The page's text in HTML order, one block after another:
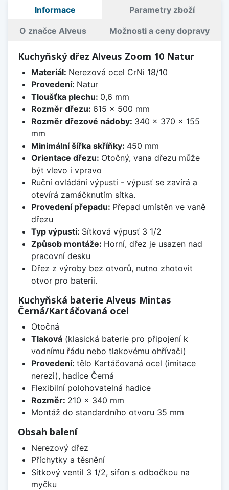
Informace Parametry zboží
O značce Alveus Možnosti a ceny dopravy
Kuchyňský dřez Alveus Zoom 10 Natur
Materiál: Nerezová ocel CrNi 18/10
Provedení: Natur
Tloušťka plechu: 0,6 mm
Rozměr dřezu: 615 x 500 mm
Rozměr dřezové nádoby: 340 x 370 x 155
mm
Minimální šířka skříňky: 450 mm
Orientace dřezu: Otočný, vana dřezu může
být vlevo i vpravo
Ruční ovládání výpusti - výpusť se zavírá a
otevírá zamáčknutím sítka.
Provedení přepadu: Přepad umístěn ve vaně
dřezu
Typ výpusti: Sítková výpusť 3 1/2
Způsob montáže: Horní, dřez je usazen nad
pracovní desku
Dřez z výroby bez otvorů, nutno zhotovit
otvor pro baterii.
Kuchyňská baterie Alveus Mintas
Černá/Kartáčovaná ocel
Otočná
Tlaková(klasická baterie pro připojení k
vodnímu řádu nebo tlakovému ohřívači)
Provedení: tělo Kartáčovaná ocel (imitace
nerezi), hadice Černá
Flexibilní polohovatelná hadice
Rozměr: 210 x 340 mm
Montáž do standardního otvoru 35 mm
Obsah balení
Nerezový dřez
Příchytky a těsnění
Sítkový ventil 3 1/2, sifon s odbočkou na
myčku